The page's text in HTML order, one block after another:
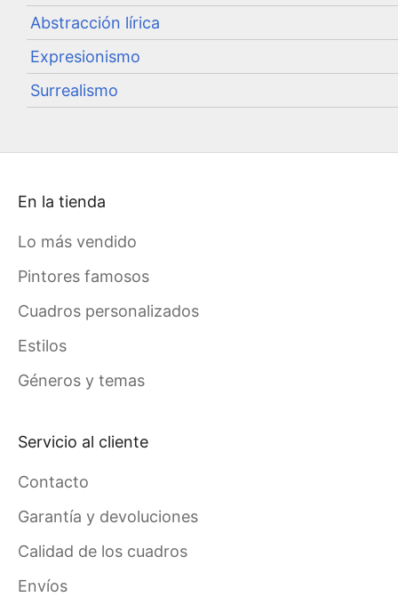
Abstracción lírica
Expresionismo
Surrealismo
En la tienda
Lo más vendido
Pintores famosos
Cuadros personalizados
Estilos
Géneros y temas
Servicio al cliente
Contacto
Garantía y devoluciones
Calidad de los cuadros
Envíos